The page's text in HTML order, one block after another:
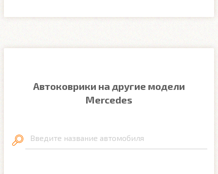
Автоковрики на другие модели
Mercedes
Введите название автомобиля